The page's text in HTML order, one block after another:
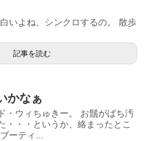
いよね、シンクロするの。 散歩
記事を読む
かなぁ
・ウィちゅきー。 お鬚がばち汚
・・・というか、絡まったとこ
ーティ...